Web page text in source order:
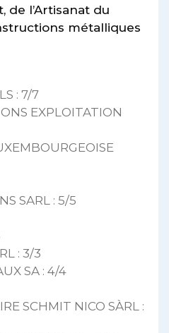
de l’Artisanat du
métalliques
: 7/7
EXPLOITATION
SARL : 5/5
: 3/3
SA : 4/4
SCHMIT NICO SÀRL :